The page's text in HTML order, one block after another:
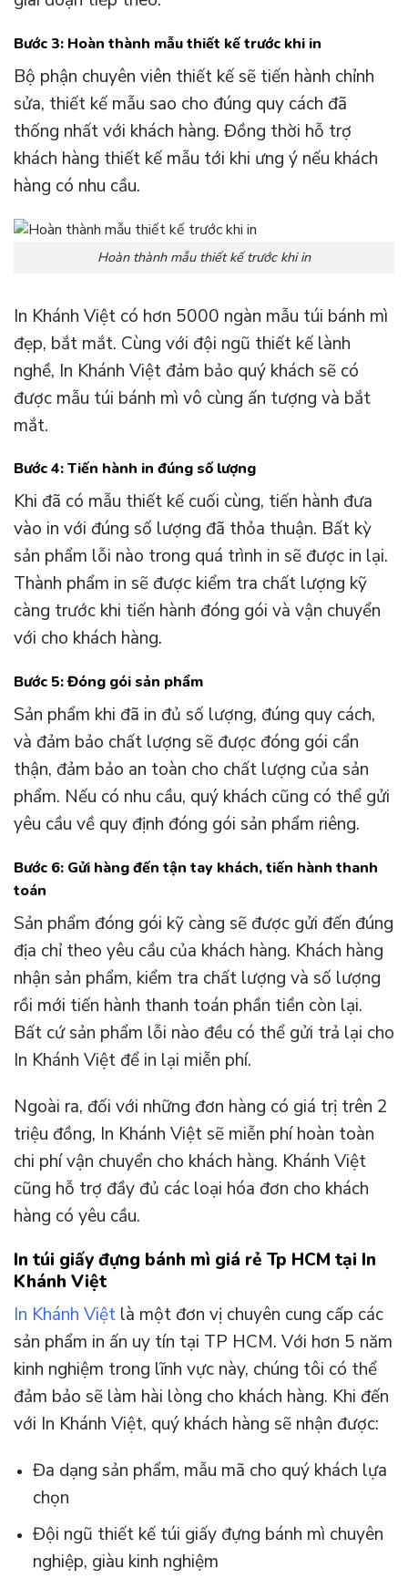
Bước 3: Hoàn thành mẫu thiết kế trước khi in
Bộ phận chuyên viên thiết kế sẽ tiến hành chỉnh
sửa, thiết kế mẫu sao cho đúng quy cách đã
thống nhất với khách hàng. Đồng thời hỗ trợ
khách hàng thiết kế mẫu tới khi ưng ý nếu khách
hàng có nhu cầu.
Hoàn thành mẫu thiết kế trước khi in
In Khánh Việt có hơn 5000 ngàn mẫu túi bánh mì
đẹp, bắt mắt. Cùng với đội ngũ thiết kế lành
nghề, In Khánh Việt đảm bảo quý khách sẽ có
được mẫu túi bánh mì vô cùng ấn tượng và bắt
mắt.
Bước 4: Tiến hành in đúng số lượng
Khi đã có mẫu thiết kế cuối cùng, tiến hành đưa
vào in với đúng số lượng đã thỏa thuận. Bất kỳ
sản phẩm lỗi nào trong quá trình in sẽ được in lại.
Thành phẩm in sẽ được kiểm tra chất lượng kỹ
càng trước khi tiến hành đóng gói và vận chuyển
với cho khách hàng.
Bước 5: Đóng gói sản phẩm
Sản phẩm khi đã in đủ số lượng, đúng quy cách,
và đảm bảo chất lượng sẽ được đóng gói cẩn
thận, đảm bảo an toàn cho chất lượng của sản
phẩm. Nếu có nhu cầu, quý khách cũng có thể gửi
yêu cầu về quy định đóng gói sản phẩm riêng.
Bước 6: Gửi hàng đến tận tay khách, tiến hành thanh
toán
Sản phẩm đóng gói kỹ càng sẽ được gửi đến đúng
địa chỉ theo yêu cầu của khách hàng. Khách hàng
nhận sản phẩm, kiểm tra chất lượng và số lượng
rồi mới tiến hành thanh toán phần tiền còn lại.
Bất cứ sản phẩm lỗi nào đều có thể gửi trả lại cho
In Khánh Việt để in lại miễn phí.
Ngoài ra, đối với những đơn hàng có giá trị trên 2
triệu đồng, In Khánh Việt sẽ miễn phí hoàn toàn
chi phí vận chuyển cho khách hàng. Khánh Việt
cũng hỗ trợ đầy đủ các loại hóa đơn cho khách
hàng có yêu cầu.
In túi giấy đựng bánh mì giá rẻ Tp HCM tại In
Khánh Việt
In Khánh Việt là một đơn vị chuyên cung cấp các
sản phẩm in ấn uy tín tại TP HCM. Với hơn 5 năm
kinh nghiệm trong lĩnh vực này, chúng tôi có thể
đảm bảo sẽ làm hài lòng cho khách hàng. Khi đến
với In Khánh Việt, quý khách hàng sẽ nhận được:
Đa dạng sản phẩm, mẫu mã cho quý khách lựa
chọn
Đội ngũ thiết kế túi giấy đựng bánh mì chuyên
nghiệp, giàu kinh nghiệm